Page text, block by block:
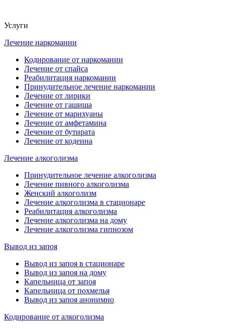
Услуги
Лечение наркомании
Кодирование от наркомании
Лечение от спайса
Реабилитация наркомании
Принудительное лечение наркомании
Лечение от лирики
Лечение от гашиша
Лечение от марихуаны
Лечение от амфетамина
Лечение от бутирата
Лечение от кодеина
Лечение алкоголизма
Принудительное лечение алкоголизма
Лечение пивного алкоголизма
Женский алкоголизм
Лечение алкоголизма в стационаре
Реабилитация алкоголизма
Лечение алкоголизма на дому
Лечение алкоголизма гипнозом
Вывод из запоя
Вывод из запоя в стационаре
Вывод из запоя на дому
Капельница от запоя
Капельница от похмелья
Вывод из запоя анонимно
Кодирование от алкоголизма